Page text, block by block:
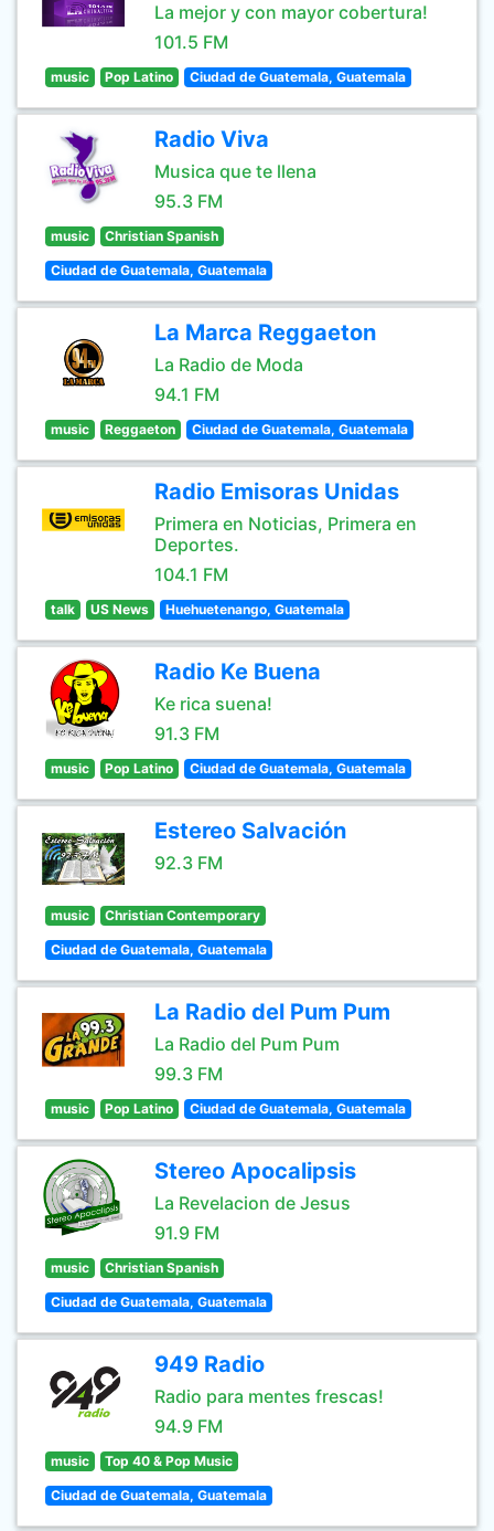
La mejor y con mayor cobertura!
101.5 FM
music Pop Latino Ciudad de Guatemala, Guatemala
Radio Viva
Musica que te llena
95.3 FM
music Christian Spanish
Ciudad de Guatemala, Guatemala
La Marca Reggaeton
La Radio de Moda
94.1 FM
music Reggaeton Ciudad de Guatemala, Guatemala
Radio Emisoras Unidas
Primera en Noticias, Primera en
Deportes.
104.1 FM
talk US News Huehuetenango, Guatemala
Radio Ke Buena
Ke rica suena!
91.3 FM
music Pop Latino Ciudad de Guatemala, Guatemala
Estereo Salvación
92.3 FM
music Christian Contemporary
Ciudad de Guatemala, Guatemala
La Radio del Pum Pum
La Radio del Pum Pum
99.3 FM
music Pop Latino Ciudad de Guatemala, Guatemala
Stereo Apocalipsis
La Revelacion de Jesus
91.9 FM
music Christian Spanish
Ciudad de Guatemala, Guatemala
949 Radio
Radio para mentes frescas!
94.9 FM
music Top 40 & Pop Music
Ciudad de Guatemala, Guatemala